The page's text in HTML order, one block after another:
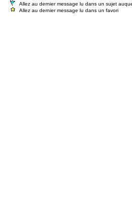
Allez au dernier message lu dans un sujet
Allez au dernier message lu dans un favori